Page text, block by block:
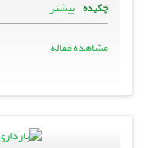
چکیده بیشتر
مشاهده مقاله